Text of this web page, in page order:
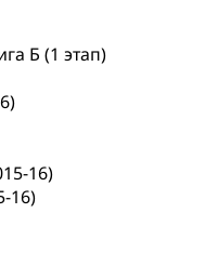
Б (1 этап)
16)